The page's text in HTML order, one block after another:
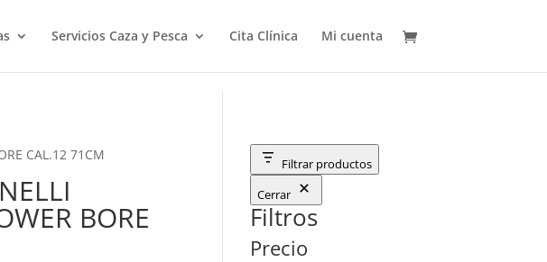
Servicios Caza y Pesca Cita Clínica Mi cuenta
CAL.12 71CM
BORE
Filtrar productos
Cerrar
Filtros
Precio